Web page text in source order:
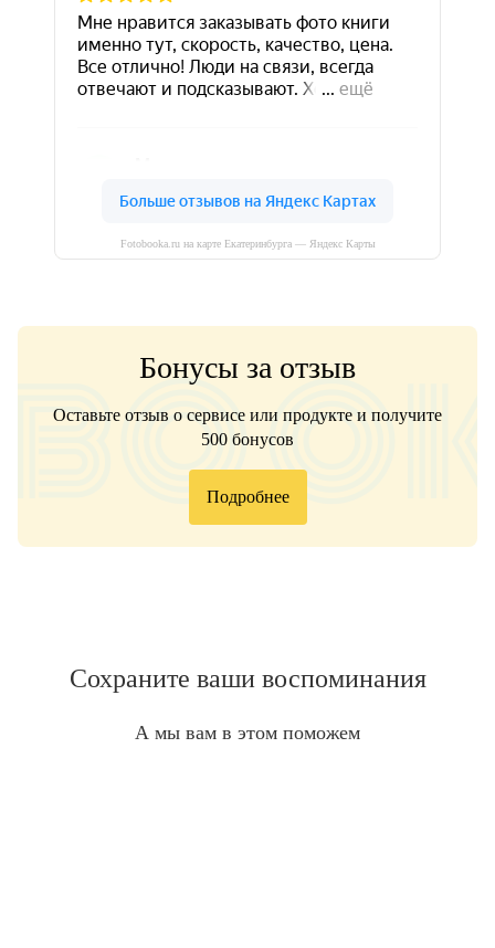
Fotobooka.ru на карте Екатеринбурга — Яндекс Карты
Бонусы за отзыв
Оставьте отзыв о сервисе или продукте и получите
500 бонусов
Подробнее
Сохраните ваши воспоминания
А мы вам в этом поможем